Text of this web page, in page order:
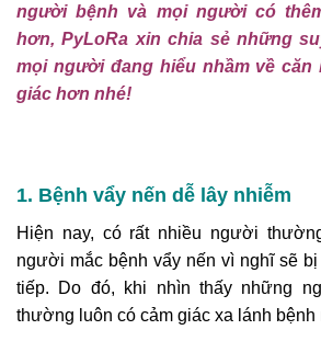
người bệnh và mọi người có
hơn, PyLoRa xin chia sẻ những
mọi người đang hiểu nhầm về căn
giác hơn nhé!
1. Bệnh vẩy nến dễ lây nhiễm
Hiện nay, có rất nhiều người
người mắc bệnh vẩy nến vì nghĩ sẽ
tiếp. Do đó, khi nhìn thấy những
thường luôn có cảm giác xa lánh bệnh